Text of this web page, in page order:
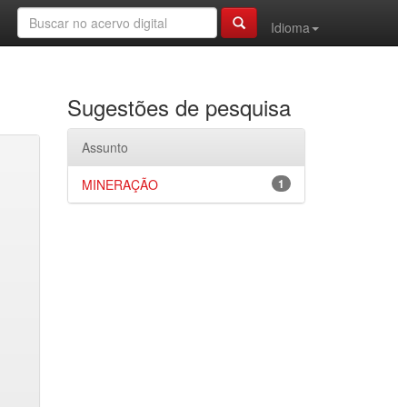
Idioma
Sugestões de pesquisa
Assunto
1
MINERAÇÃO